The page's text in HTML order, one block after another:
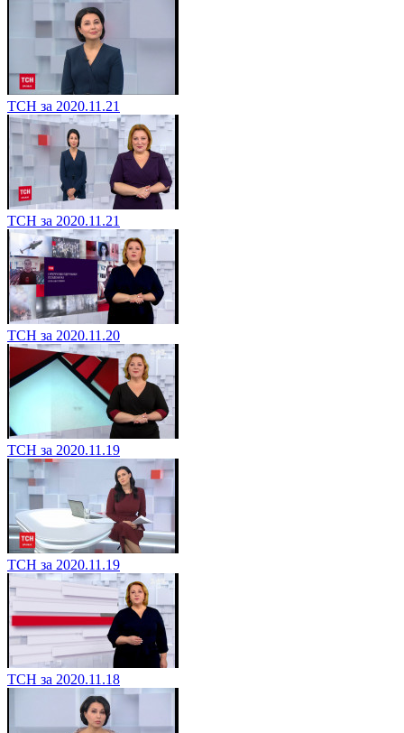
ТСН за 2020.11.21
ТСН за 2020.11.21
ТСН за 2020.11.20
ТСН за 2020.11.19
ТСН за 2020.11.19
ТСН за 2020.11.18